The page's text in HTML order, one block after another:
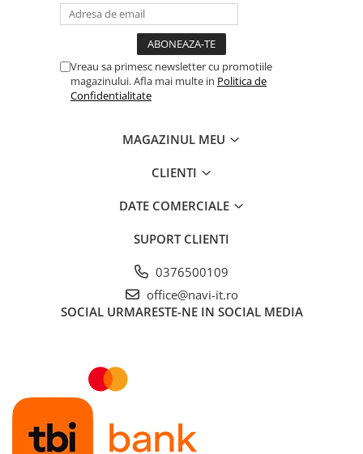
Vreau sa primesc newsletter cu promotiile
magazinului. Afla mai multe in Politica de
Confidentialitate
MAGAZINUL MEU
CLIENTI
DATE COMERCIALE
SUPORT CLIENTI
0376500109
office@navi-it.ro
SOCIAL URMARESTE-NE IN SOCIAL MEDIA